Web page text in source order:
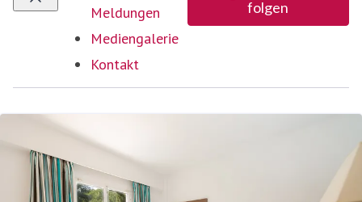
Meldungen
Mediengalerie
Kontakt
folgen